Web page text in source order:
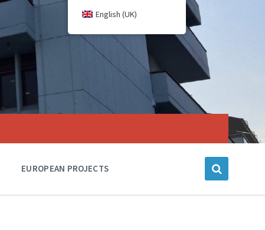
EUROPEAN PROJECTS
English (UK)